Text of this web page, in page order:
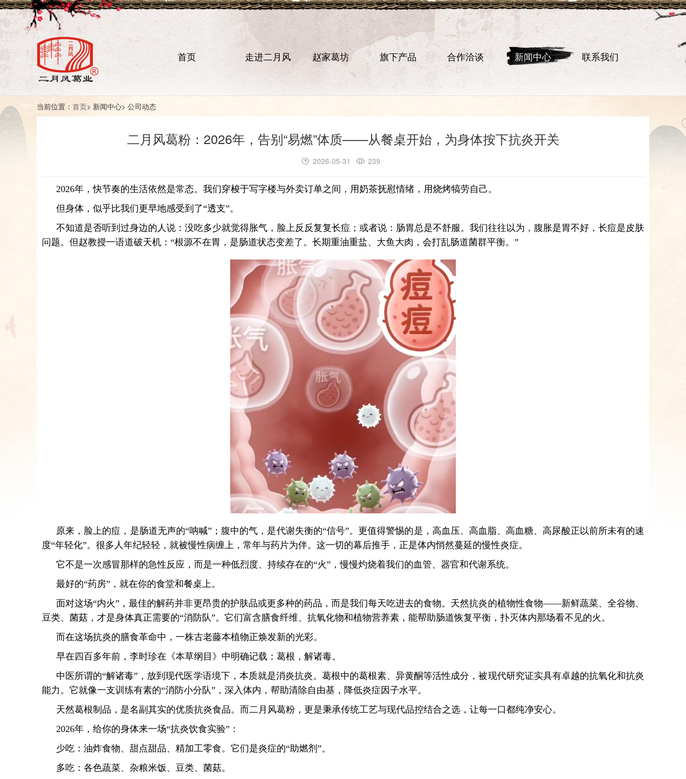
首页 走进二月风 赵家葛坊 旗下产品 合作洽谈 新闻中心 联系我们
当前位置： 首页> 新闻中心> 公司动态
二月风葛粉：2026年，告别“易燃”体质——从餐桌开始，为身体按下抗炎开关
2026-05-31 239
2026年，快节奏的生活依然是常态。我们穿梭于写字楼与外卖订单之间，用奶茶抚慰情绪，用烧烤犒劳自己。
但身体，似乎比我们更早地感受到了“透支”。
不知道是否听到过身边的人说：没吃多少就觉得胀气，脸上反反复复长痘；或者说：肠胃总是不舒服。我们往往以为，腹胀是胃不好，长痘是皮肤
问题。但赵教授一语道破天机：“根源不在胃，是肠道状态变差了。长期重油重盐、大鱼大肉，会打乱肠道菌群平衡。”
原来，脸上的痘，是肠道无声的“呐喊”；腹中的气，是代谢失衡的“信号”。更值得警惕的是，高血压、高血脂、高血糖、高尿酸正以前所未有的速
度“年轻化”。很多人年纪轻轻，就被慢性病缠上，常年与药片为伴。这一切的幕后推手，正是体内悄然蔓延的慢性炎症。
它不是一次感冒那样的急性反应，而是一种低烈度、持续存在的“火”，慢慢灼烧着我们的血管、器官和代谢系统。
最好的“药房”，就在你的食堂和餐桌上。
面对这场“内火”，最佳的解药并非更昂贵的护肤品或更多种的药品，而是我们每天吃进去的食物。天然抗炎的植物性食物——新鲜蔬菜、全谷物、
豆类、菌菇，才是身体真正需要的“消防队”。它们富含膳食纤维、抗氧化物和植物营养素，能帮助肠道恢复平衡，扑灭体内那场看不见的火。
而在这场抗炎的膳食革命中，一株古老藤本植物正焕发新的光彩。
早在四百多年前，李时珍在《本草纲目》中明确记载：葛根，解诸毒。
中医所谓的“解诸毒”，放到现代医学语境下，本质就是消炎抗炎。葛根中的葛根素、异黄酮等活性成分，被现代研究证实具有卓越的抗氧化和抗炎
能力。它就像一支训练有素的“消防小分队”，深入体内，帮助清除自由基，降低炎症因子水平。
天然葛根制品，是名副其实的优质抗炎食品。而二月风葛粉，更是秉承传统工艺与现代品控结合之选，让每一口都纯净安心。
2026年，给你的身体来一场“抗炎饮食实验”：
少吃：油炸食物、甜点甜品、精加工零食。它们是炎症的“助燃剂”。
多吃：各色蔬菜、杂粮米饭、豆类、菌菇。